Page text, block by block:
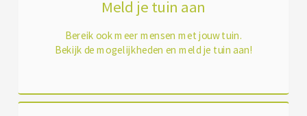
Meld je tuin aan
Bereik ook meer mensen met jouw tuin.
Bekijk de mogelijkheden en meld je tuin aan!